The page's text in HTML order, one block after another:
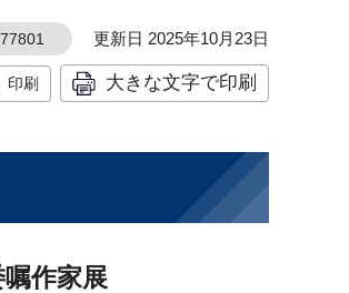
更新日 2025年10月23日
印刷 大きな文字で印刷
作家展